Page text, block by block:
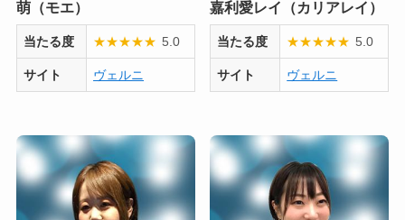
萌（モエ）
当たる度 ★★★★★ 5.0
サイト ヴェルニ
嘉利愛レイ（カリアレイ）
当たる度 ★★★★★ 5.0
サイト ヴェルニ